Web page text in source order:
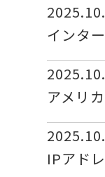
インタ
アメリ
IPアド